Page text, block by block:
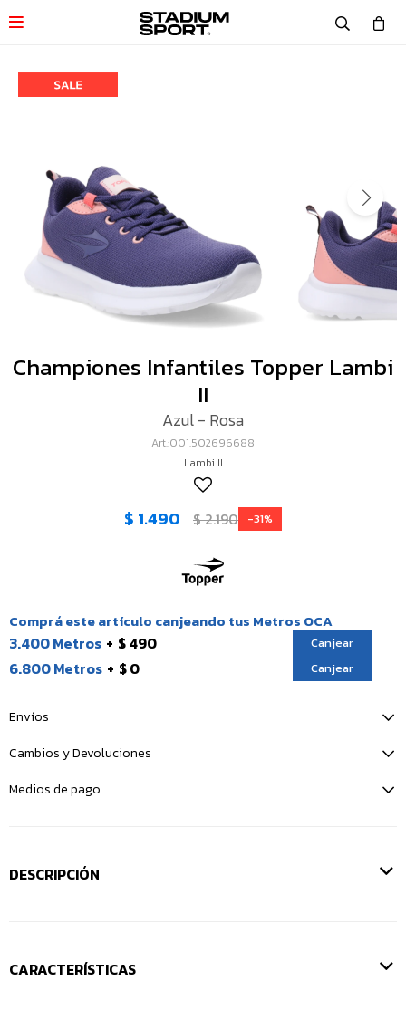

Championes Infantiles Topper Lambi
II
Azul - Rosa
001.502696688
Lambi II
$ 1.490 $2.190 31
Comprá este artículo canjeando tus Metros OCA
3.400 Metros $ 490 Canjear
6.800 Metros $ 0 Canjear
Envíos
Cambios y Devoluciones
Medios de pago
DESCRIPCIÓN
CARACTERÍSTICAS